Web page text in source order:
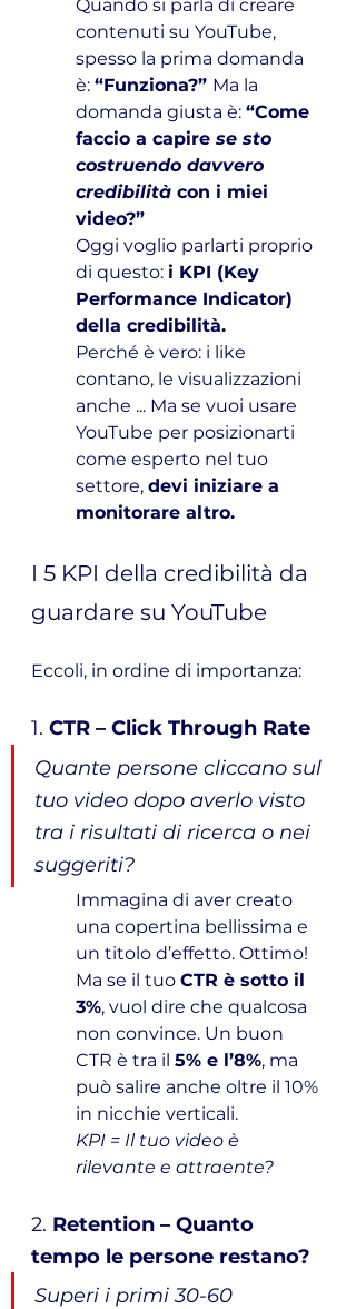
Quando si parla di creare
contenuti su YouTube,
spesso la prima domanda
è: “Funziona?” Ma la
domanda giusta è: “Come
faccio a capire se sto
costruendo davvero
credibilità con i miei
video?”
Oggi voglio parlarti proprio
di questo: i KPI (Key
Performance Indicator)
della credibilità.
Perché è vero: i like
contano, le visualizzazioni
anche ... Ma se vuoi usare
YouTube per posizionarti
come esperto nel tuo
settore, devi iniziare a
monitorare altro.
I 5 KPI della credibilità da
guardare su YouTube
Eccoli, in ordine di importanza:
1. CTR – Click Through Rate
Quante persone cliccano sul
tuo video dopo averlo visto
tra i risultati di ricerca o nei
suggeriti?
Immagina di aver creato
una copertina bellissima e
un titolo d’effetto. Ottimo!
Ma se il tuo CTR è sotto il
3%, vuol dire che qualcosa
non convince. Un buon
CTR è tra il 5% e l’8%, ma
può salire anche oltre il 10%
in nicchie verticali.
KPI = Il tuo video è
rilevante e attraente?
2. Retention – Quanto
tempo le persone restano?
Superi i primi 30-60